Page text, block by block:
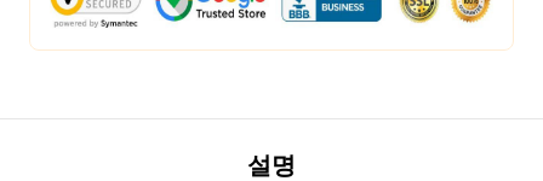
설명